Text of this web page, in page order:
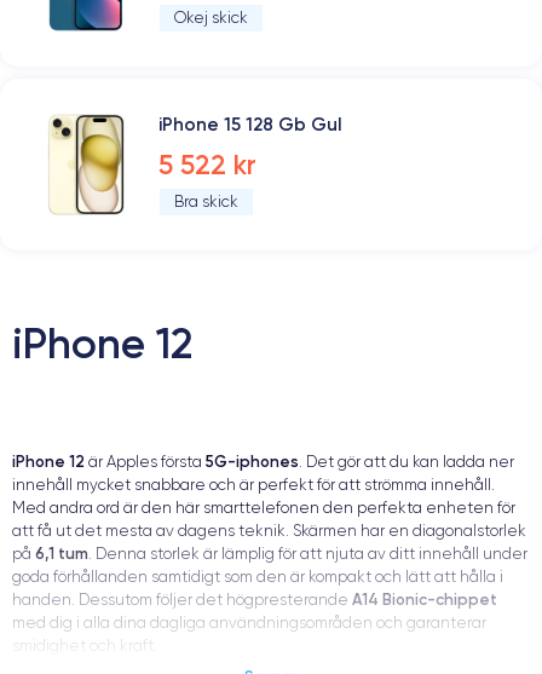
Okej skick
iPhone 15 128 Gb Gul
5 522 kr
Bra skick
iPhone 12
iPhone 12 är Apples första 5G-iphones. Det gör att du kan ladda ner
innehåll mycket snabbare och är perfekt för att strömma innehåll.
Med andra ord är den här smarttelefonen den perfekta enheten för
att få ut det mesta av dagens teknik. Skärmen har en diagonalstorlek
på 6,1 tum. Denna storlek är lämplig för att njuta av ditt innehåll under
goda förhållanden samtidigt som den är kompakt och lätt att hålla i
handen. Dessutom följer det högpresterande A14 Bionic-chippet
med dig i alla dina dagliga användningsområden och garanterar
smidighet och kraft.